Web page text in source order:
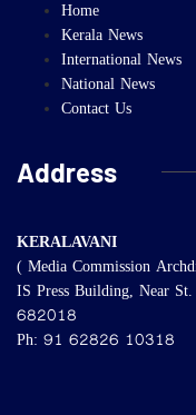
Home
Kerala News
International News
National News
Contact Us
Address
KERALAVANI
( Media Commission
IS Press Building, Near
682018
Ph: 91 62826 10318